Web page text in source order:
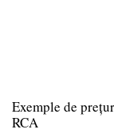
Exemple de
RCA